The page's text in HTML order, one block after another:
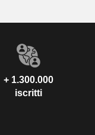
+ 1.300.000
iscritti